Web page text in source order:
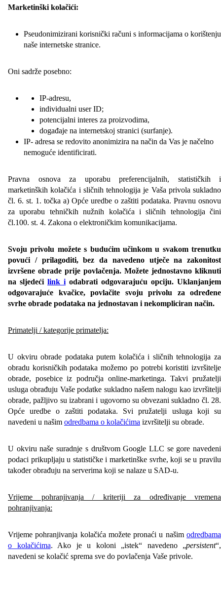
Marketinški kolačići:
Pseudonimizirani korisnički računi s informacijama o korištenju
naše internetske stranice.
Oni sadrže posebno:
IP-adresu,
individualni user ID;
potencijalni interes za proizvodima,
događaje na internetskoj stranici (surfanje).
IP- adresa se redovito anonimizira na način da Vas je načelno
nemoguće identificirati.
Pravna osnova za uporabu preferencijalnih, statističkih i
marketinških kolačića i sličnih tehnologija je Vaša privola sukladno
čl. 6. st. 1. točka a) Opće uredbe o zaštiti podataka. Pravnu osnovu
za uporabu tehničkih nužnih kolačića i sličnih tehnologija čini
čl.100. st. 4. Zakona o elektroničkim komunikacijama.
Svoju privolu možete s budućim učinkom u svakom trenutku
povući / prilagoditi, bez da navedeno utječe na zakonitost
izvršene obrade prije povlačenja. Možete jednostavno kliknuti
na sljedeći link i odabrati odgovarajuću opciju. Uklanjanjem
odgovarajuće kvačice, povlačite svoju privolu za određene
svrhe obrade podataka na jednostavan i nekompliciran način.
Primatelji / kategorije primatelja:
U okviru obrade podataka putem kolačića i sličnih tehnologija za
obradu korisničkih podataka možemo po potrebi koristiti izvršitelje
obrade, posebice iz područja online-marketinga. Takvi pružatelji
usluga obrađuju Vaše podatke sukladno našem nalogu kao izvršitelji
obrade, pažljivo su izabrani i ugovorno su obvezani sukladno čl. 28.
Opće uredbe o zaštiti podataka. Svi pružatelji usluga koji su
navedeni u našim odredbama o kolačićima izvršitelji su obrade.
U okviru naše suradnje s društvom Google LLC se gore navedeni
podaci prikupljaju u statističke i marketinške svrhe, koji se u pravilu
također obrađuju na serverima koji se nalaze u SAD-u.
Vrijeme pohranjivanja / kriteriji za određivanje vremena
pohranjivanja:
Vrijeme pohranjivanja kolačića možete pronaći u našim odredbama
o kolačićima. Ako je u koloni „istek“ navedeno „persistent“,
navedeni se kolačić sprema sve do povlačenja Vaše privole.